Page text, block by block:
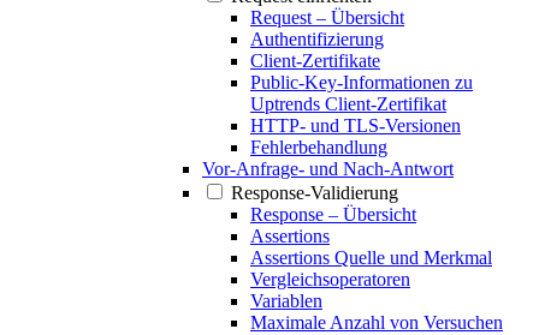
Request – Übersicht
Authentifizierung
Client-Zertifikate
Public-Key-Informationen zu
Uptrends Client-Zertifikat
HTTP- und TLS-Versionen
Fehlerbehandlung
Vor-Anfrage- und Nach-Antwort
Response-Validierung
Response – Übersicht
Assertions
Assertions Quelle und Merkmal
Vergleichsoperatoren
Variablen
Maximale Anzahl von Versuchen